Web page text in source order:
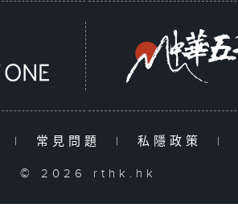
| 常見問題 | 私隱政策 |
© 2026 rthk.hk